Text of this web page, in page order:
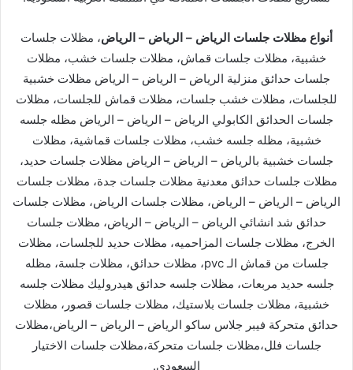
أنواع مظلات جلسات الرياض – الرياض – الرياض، مظلات جلسات
خشبية، مظلات جلسات قماش، مظلات جلسات خشب، مظلات
جلسات حدائق منزلية الرياض – الرياض – الرياض مظلات خشبية
للجلسات، مظلات خشب جلسات، مظلات قماش للجلسات، مظلات
جلسات الحدائق الكابولي الرياض – الرياض – الرياض مظله جلسه
خشبية، مظله جلسه خشب، مظلات جلسات قماشية، مظلات
جلسات خشبية بالرياض – الرياض – الرياض مظلات جلسات حديد،
مظلات جلسات حدائق معدنية مظلات جلسات جدة، مظلات جلسات
الرياض – الرياض – الرياض، مظلات جلسات الرياض، مظلات جلسات
حدائق شد انشائي الرياض – الرياض – الرياض، مظلات جلسات
الخرج، مظلات جلسات المزاحميه، مظلات حديد للجلسات، مظلات
جلسات من قماش الـ pvc، مظلات حدائق، مظلات جلسة، مظله
جلسه حديد مربعات، مظلات جلسه حدائق هيدروليك مظلات جلسه
خشبية، مظلات جلسات بلاستيك، مظلات جلسات قصور، مظلات
حدائق متحركة فيبر جلاس ساكو الرياض – الرياض – الرياض،مظلات
جلسات فلل،مظلات جلسات متحركة،مظلات جلسات الاختيار
السعودي.